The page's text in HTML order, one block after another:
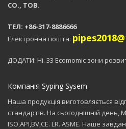
CO., ТОВ.
ТЕЛ: +86-317-8886666
Електронна пошта:
ДОДАТИ: Ні. 33 Ecomomic зони
Компанія Syping Sysem
Наша продукція виготовляється
стандартів. На сьогоднішній день,
ISO,API,BV,CE. LR. ASME. Наше